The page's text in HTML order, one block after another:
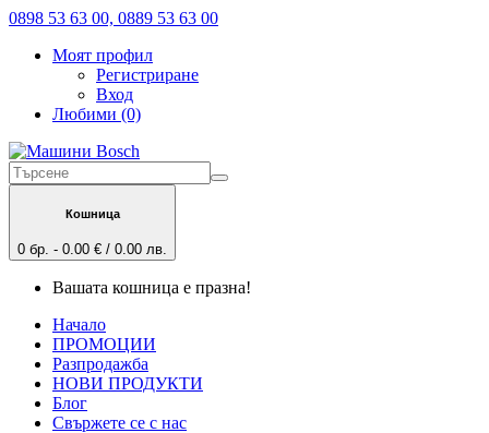
0898 53 63 00, 0889 53 63 00
Моят профил
Регистриране
Вход
Любими (0)
Кошница
0 бр. - 0.00 € / 0.00 лв.
Вашата кошница е празна!
Начало
ПРОМОЦИИ
Разпродажба
НОВИ ПРОДУКТИ
Блог
Свържете се с нас